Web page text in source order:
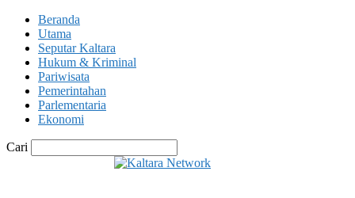
Beranda
Utama
Seputar Kaltara
Hukum & Kriminal
Pariwisata
Pemerintahan
Parlementaria
Ekonomi
Cari